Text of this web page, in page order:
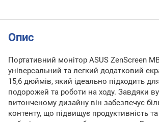
Опис
Портативний монітор ASUS ZenScreen
універсальний та легкий додатковий
15,6 дюймів, який ідеально підходить
подорожей та роботи на ходу. Завдяки
витонченому дизайну він забезпечує
контенту, що підвищує продуктивність